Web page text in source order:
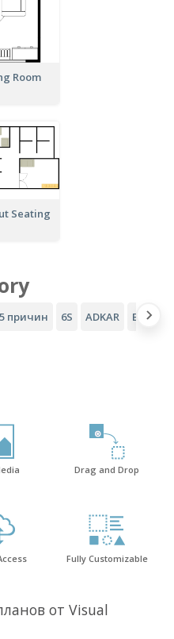
Room
Seating
5 причин 6S ADKAR
Drag and Drop
Fully Customizable
от Visual